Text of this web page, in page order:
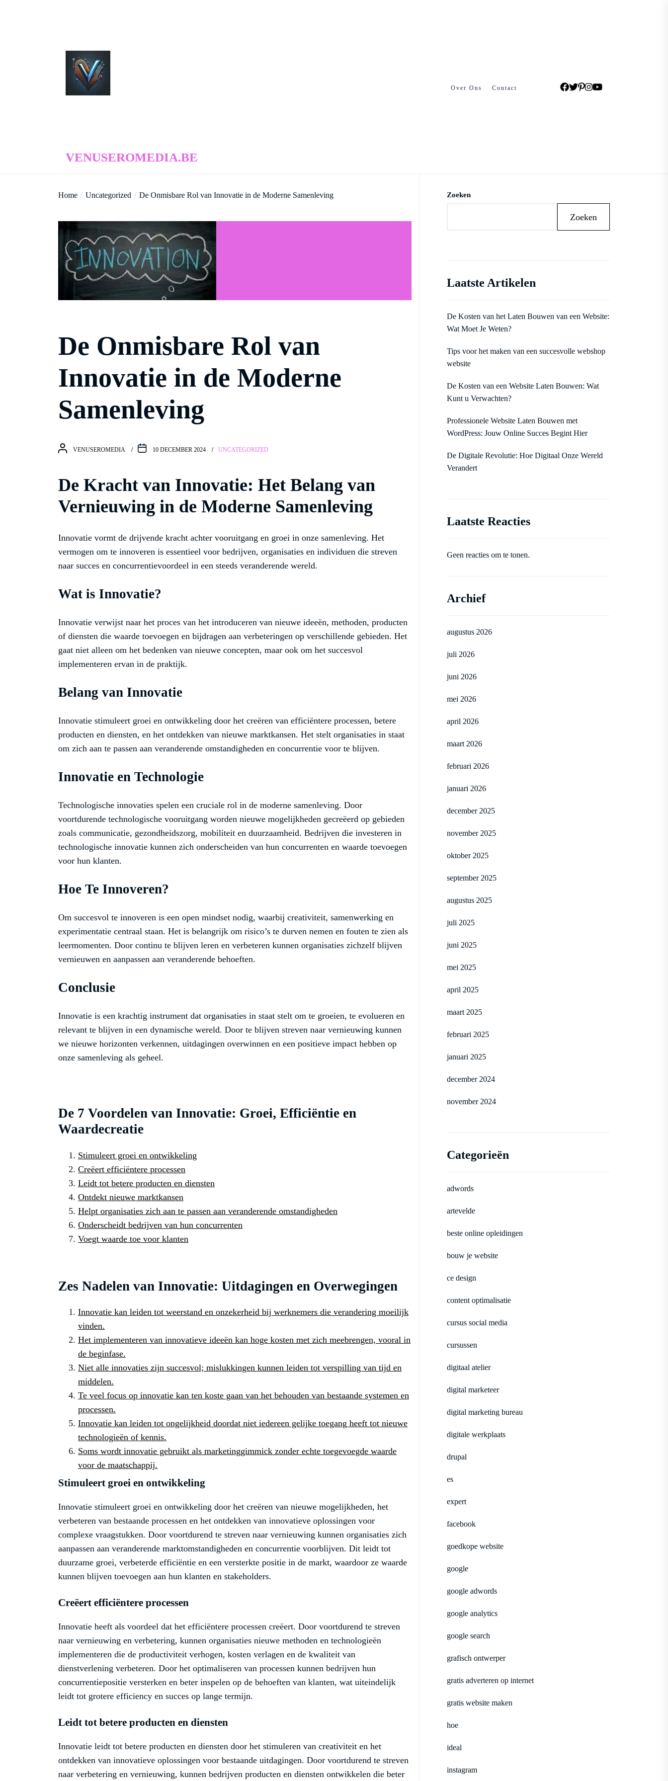
venuseromedia.be
VENUSEROMEDIA.BE
Over Ons Contact
Home Uncategorized De Onmisbare Rol van Innovatie in de Moderne Samenleving
De Onmisbare Rol van
Innovatie in de Moderne
Samenleving
VENUSEROMEDIA 10 DECEMBER 2024 UNCATEGORIZED
De Kracht van Innovatie: Het Belang van
Vernieuwing in de Moderne Samenleving
Innovatie vormt de drijvende kracht achter vooruitgang en groei in onze samenleving. Het
vermogen om te innoveren is essentieel voor bedrijven, organisaties en individuen die streven
naar succes en concurrentievoordeel in een steeds veranderende wereld.
Wat is Innovatie?
Innovatie verwijst naar het proces van het introduceren van nieuwe ideeën, methoden, producten
of diensten die waarde toevoegen en bijdragen aan verbeteringen op verschillende gebieden. Het
gaat niet alleen om het bedenken van nieuwe concepten, maar ook om het succesvol
implementeren ervan in de praktijk.
Belang van Innovatie
Innovatie stimuleert groei en ontwikkeling door het creëren van efficiëntere processen, betere
producten en diensten, en het ontdekken van nieuwe marktkansen. Het stelt organisaties in staat
om zich aan te passen aan veranderende omstandigheden en concurrentie voor te blijven.
Innovatie en Technologie
Technologische innovaties spelen een cruciale rol in de moderne samenleving. Door
voortdurende technologische vooruitgang worden nieuwe mogelijkheden gecreëerd op gebieden
zoals communicatie, gezondheidszorg, mobiliteit en duurzaamheid. Bedrijven die investeren in
technologische innovatie kunnen zich onderscheiden van hun concurrenten en waarde toevoegen
voor hun klanten.
Hoe Te Innoveren?
Om succesvol te innoveren is een open mindset nodig, waarbij creativiteit, samenwerking en
experimentatie centraal staan. Het is belangrijk om risico’s te durven nemen en fouten te zien als
leermomenten. Door continu te blijven leren en verbeteren kunnen organisaties zichzelf blijven
vernieuwen en aanpassen aan veranderende behoeften.
Conclusie
Innovatie is een krachtig instrument dat organisaties in staat stelt om te groeien, te evolueren en
relevant te blijven in een dynamische wereld. Door te blijven streven naar vernieuwing kunnen
we nieuwe horizonten verkennen, uitdagingen overwinnen en een positieve impact hebben op
onze samenleving als geheel.
De 7 Voordelen van Innovatie: Groei, Efficiëntie en
Waardecreatie
Stimuleert groei en ontwikkeling
Creëert efficiëntere processen
Leidt tot betere producten en diensten
Ontdekt nieuwe marktkansen
Helpt organisaties zich aan te passen aan veranderende omstandigheden
Onderscheidt bedrijven van hun concurrenten
Voegt waarde toe voor klanten
Zes Nadelen van Innovatie: Uitdagingen en Overwegingen
Innovatie kan leiden tot weerstand en onzekerheid bij werknemers die verandering moeilijk
vinden.
Het implementeren van innovatieve ideeën kan hoge kosten met zich meebrengen, vooral in
de beginfase.
Niet alle innovaties zijn succesvol; mislukkingen kunnen leiden tot verspilling van tijd en
middelen.
Te veel focus op innovatie kan ten koste gaan van het behouden van bestaande systemen en
processen.
Innovatie kan leiden tot ongelijkheid doordat niet iedereen gelijke toegang heeft tot nieuwe
technologieën of kennis.
Soms wordt innovatie gebruikt als marketinggimmick zonder echte toegevoegde waarde
voor de maatschappij.
Stimuleert groei en ontwikkeling
Innovatie stimuleert groei en ontwikkeling door het creëren van nieuwe mogelijkheden, het
verbeteren van bestaande processen en het ontdekken van innovatieve oplossingen voor
complexe vraagstukken. Door voortdurend te streven naar vernieuwing kunnen organisaties zich
aanpassen aan veranderende marktomstandigheden en concurrentie voorblijven. Dit leidt tot
duurzame groei, verbeterde efficiëntie en een versterkte positie in de markt, waardoor ze waarde
kunnen blijven toevoegen aan hun klanten en stakeholders.
Creëert efficiëntere processen
Innovatie heeft als voordeel dat het efficiëntere processen creëert. Door voortdurend te streven
naar vernieuwing en verbetering, kunnen organisaties nieuwe methoden en technologieën
implementeren die de productiviteit verhogen, kosten verlagen en de kwaliteit van
dienstverlening verbeteren. Door het optimaliseren van processen kunnen bedrijven hun
concurrentiepositie versterken en beter inspelen op de behoeften van klanten, wat uiteindelijk
leidt tot grotere efficiency en succes op lange termijn.
Leidt tot betere producten en diensten
Innovatie leidt tot betere producten en diensten door het stimuleren van creativiteit en het
ontdekken van innovatieve oplossingen voor bestaande uitdagingen. Door voortdurend te streven
naar verbetering en vernieuwing, kunnen bedrijven producten en diensten ontwikkelen die beter
Zoeken
Zoeken
Laatste Artikelen
De Kosten van het Laten Bouwen van een Website:
Wat Moet Je Weten?
Tips voor het maken van een succesvolle webshop
website
De Kosten van een Website Laten Bouwen: Wat
Kunt u Verwachten?
Professionele Website Laten Bouwen met
WordPress: Jouw Online Succes Begint Hier
De Digitale Revolutie: Hoe Digitaal Onze Wereld
Verandert
Laatste Reacties
Geen reacties om te tonen.
Archief
augustus 2026
juli 2026
juni 2026
mei 2026
april 2026
maart 2026
februari 2026
januari 2026
december 2025
november 2025
oktober 2025
september 2025
augustus 2025
juli 2025
juni 2025
mei 2025
april 2025
maart 2025
februari 2025
januari 2025
december 2024
november 2024
Categorieën
adwords
artevelde
beste online opleidingen
bouw je website
ce design
content optimalisatie
cursus social media
cursussen
digitaal atelier
digital marketeer
digital marketing bureau
digitale werkplaats
drupal
es
expert
facebook
goedkope website
google
google adwords
google analytics
google search
grafisch ontwerper
gratis adverteren op internet
gratis website maken
hoe
ideal
instagram